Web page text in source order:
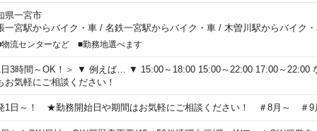
県一宮市
一宮駅からバイク・車/ 名鉄一宮駅からバイク・車/ 木曽川駅からバイク
流センターなど ■勤務地選べます
3時間～OK！＞ ▼ 例えば… ▼ 15:00～18:00 15:00～22:00 17:00～22:00
お気軽にご相談ください！
1日～！ ★勤務開始日や期間はお気軽にご相談ください！ ＃8月～ ＃9